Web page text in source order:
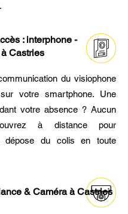
: interphone -
Castries
du visiophone
votre smartphone. Une
votre absence ? Aucun
à distance pour
dépose du colis en toute
& Caméra à Castries